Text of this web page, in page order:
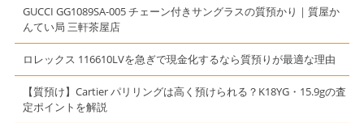
GUCCI GG1089SA-005 チェーン付きサングラスの質預かり｜質屋か
んてい局 三軒茶屋店
ロレックス 116610LVを急ぎで現金化するなら質預りが最適な理由
【質預け】Cartier パリリングは高く預けられる？K18YG・15.9gの査
定ポイントを解説